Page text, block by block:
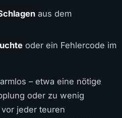
aus dem
oder ein Fehlercode im
– etwa eine nötige
oder zu wenig
jeder teuren